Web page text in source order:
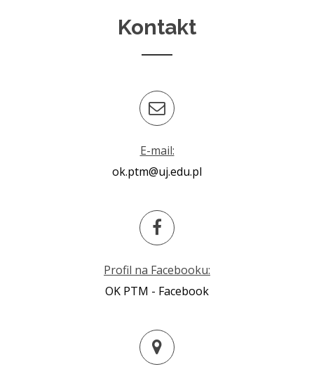
Kontakt
E-mail:
ok.ptm@uj.edu.pl
Profil na Facebooku:
OK PTM - Facebook